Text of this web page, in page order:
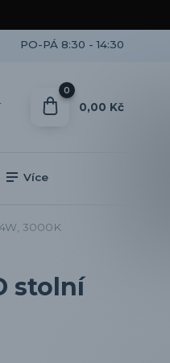
PO-PÁ 8:30 - 14:30
0
0,00 Kč
Více
3000K
stolní